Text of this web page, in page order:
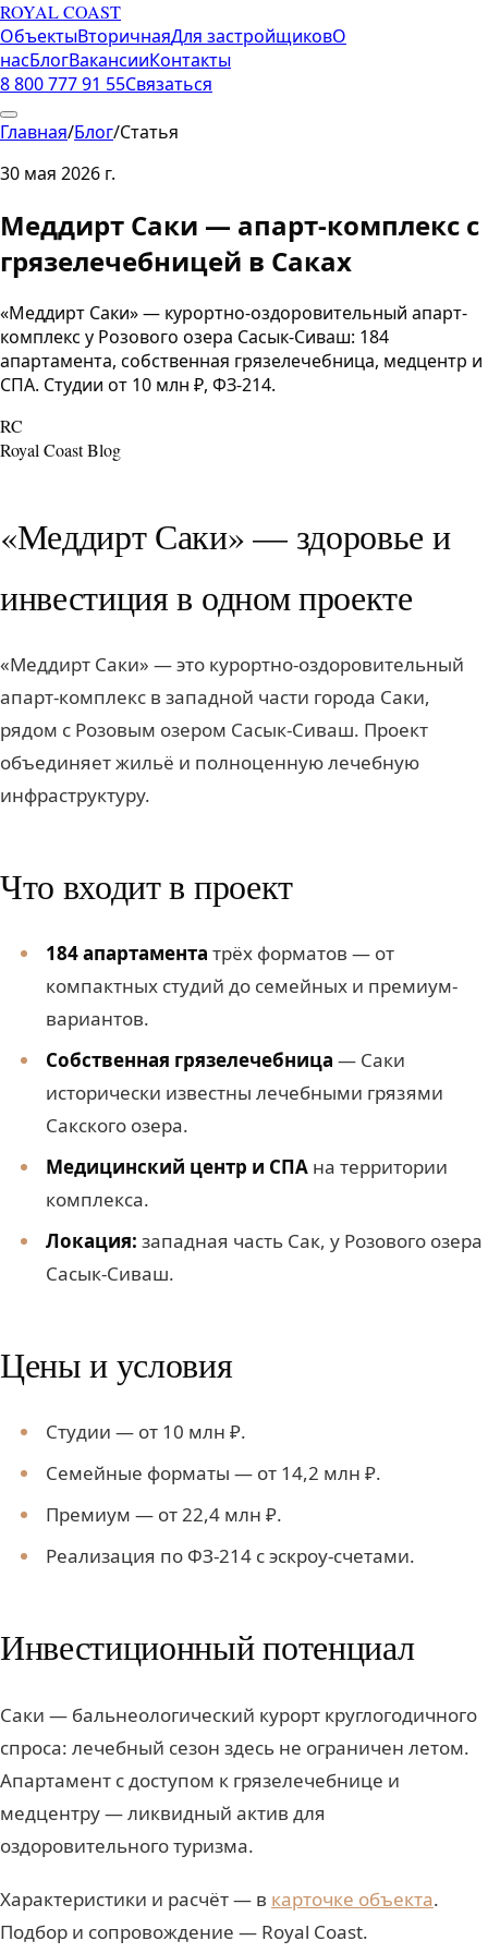
ROYAL COAST
ОбъектыВторичнаяДля застройщиковО
насБлогВакансииКонтакты
8 800 777 91 55Связаться
Главная/Блог/Статья
30 мая 2026 г.
Меддирт Саки — апарт-комплекс с
грязелечебницей в Саках
«Меддирт Саки» — курортно-оздоровительный апарт-
комплекс у Розового озера Сасык-Сиваш: 184
апартамента, собственная грязелечебница, медцентр и
СПА. Студии от 10 млн ₽, ФЗ-214.
RC
Royal Coast Blog
«Меддирт Саки» — здоровье и
инвестиция в одном проекте
«Меддирт Саки» — это курортно-оздоровительный
апарт-комплекс в западной части города Саки,
рядом с Розовым озером Сасык-Сиваш. Проект
объединяет жильё и полноценную лечебную
инфраструктуру.
Что входит в проект
184 апартамента трёх форматов — от
компактных студий до семейных и премиум-
вариантов.
Собственная грязелечебница — Саки
исторически известны лечебными грязями
Сакского озера.
Медицинский центр и СПАна территории
комплекса.
Локация: западная часть Сак, у Розового озера
Сасык-Сиваш.
Цены и условия
Студии — от 10 млн ₽.
Семейные форматы — от 14,2 млн ₽.
Премиум — от 22,4 млн ₽.
Реализация по ФЗ-214 с эскроу-счетами.
Инвестиционный потенциал
Саки — бальнеологический курорт круглогодичного
спроса: лечебный сезон здесь не ограничен летом.
Апартамент с доступом к грязелечебнице и
медцентру — ликвидный актив для
оздоровительного туризма.
Характеристики и расчёт — в карточке объекта.
Подбор и сопровождение — Royal Coast.